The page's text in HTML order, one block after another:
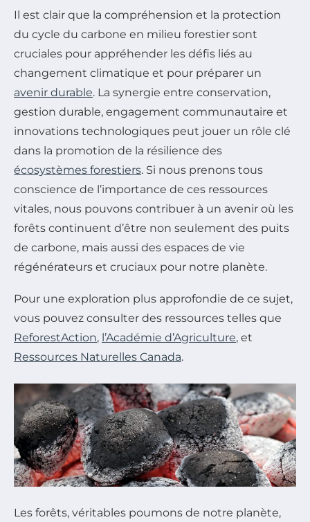
Il est clair que la compréhension et la protection
du cycle du carbone en milieu forestier sont
cruciales pour appréhender les défis liés au
changement climatique et pour préparer un
avenir durable. La synergie entre conservation,
gestion durable, engagement communautaire et
innovations technologiques peut jouer un rôle clé
dans la promotion de la résilience des
écosystèmes forestiers. Si nous prenons tous
conscience de l’importance de ces ressources
vitales, nous pouvons contribuer à un avenir où les
forêts continuent d’être non seulement des puits
de carbone, mais aussi des espaces de vie
régénérateurs et cruciaux pour notre planète.
Pour une exploration plus approfondie de ce sujet,
vous pouvez consulter des ressources telles que
ReforestAction, l’Académie d’Agriculture, et
Ressources Naturelles Canada.
Les forêts, véritables poumons de notre planète,